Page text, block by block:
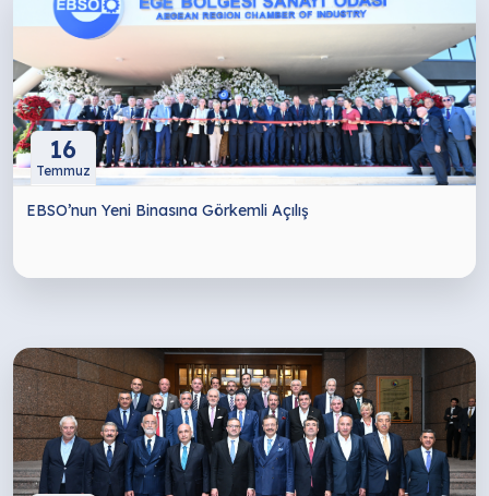
16
Temmuz
EBSO’nun Yeni Binasına Görkemli Açılış